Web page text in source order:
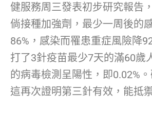
健服務周三發表初步研究報告
倘接種加強劑，最少一周後的
86%，感染而罹患重症風險降
打了3針疫苗最少7天的滿60歲
的病毒檢測呈陽性，即0.02%
這再次證明第三針有效，能抵